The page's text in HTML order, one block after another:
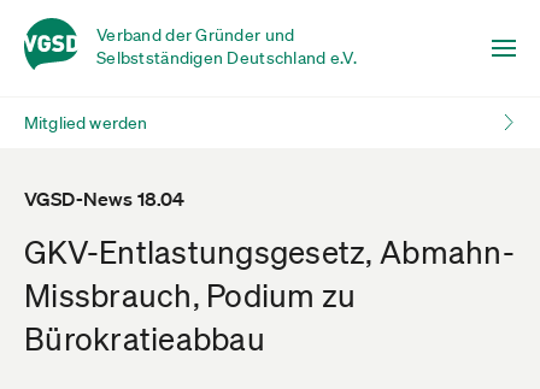
Verband der Gründer und
Selbstständigen Deutschland e.V.
Mitglied werden
VGSD-News 18.04
GKV-Entlastungsgesetz, Abmahn-
Missbrauch, Podium zu
Bürokratieabbau